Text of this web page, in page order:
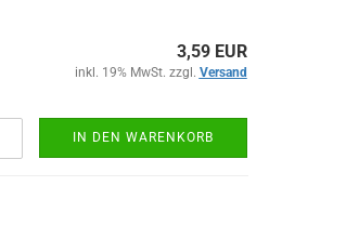
3,59 EUR
inkl. 19% MwSt. zzgl. Versand
IN DEN WARENKORB